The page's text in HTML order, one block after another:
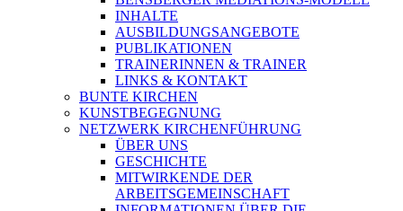
INHALTE
AUSBILDUNGSANGEBOTE
PUBLIKATIONEN
TRAINERINNEN & TRAINER
LINKS & KONTAKT
BUNTE KIRCHEN
KUNSTBEGEGNUNG
NETZWERK KIRCHENFÜHRUNG
ÜBER UNS
GESCHICHTE
MITWIRKENDE DER
ARBEITSGEMEINSCHAFT